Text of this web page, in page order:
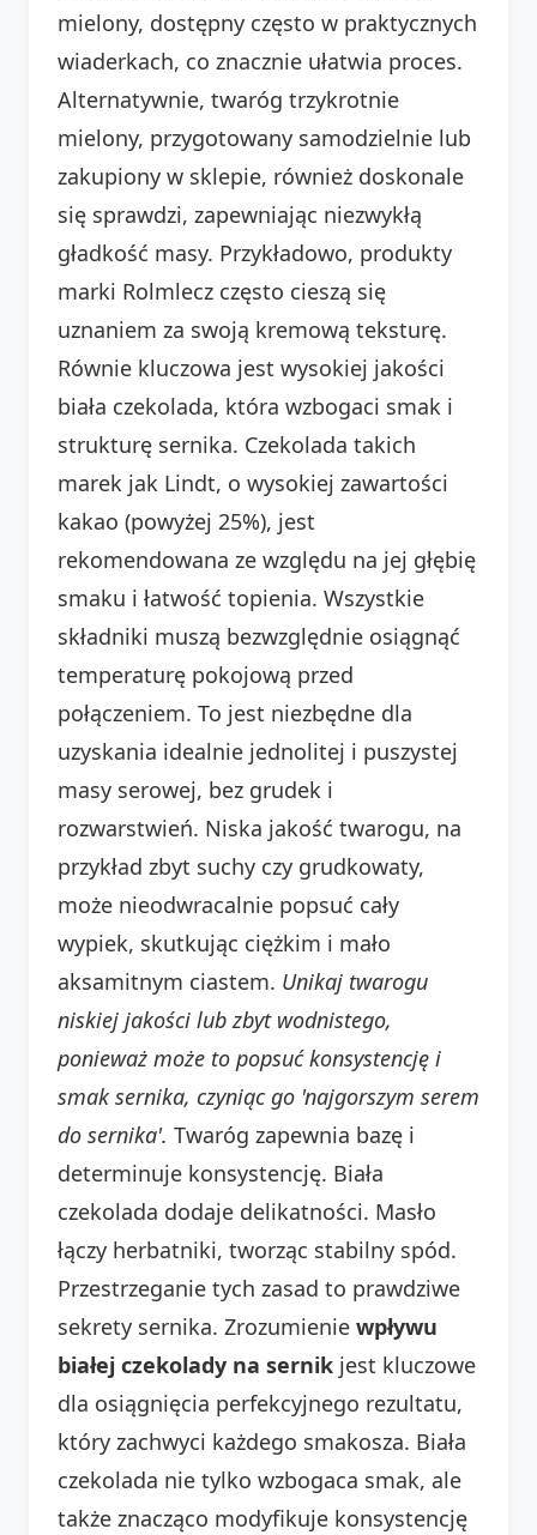
mielony, dostępny często w praktycznych
wiaderkach, co znacznie ułatwia proces.
Alternatywnie, twaróg trzykrotnie
mielony, przygotowany samodzielnie lub
zakupiony w sklepie, również doskonale
się sprawdzi, zapewniając niezwykłą
gładkość masy. Przykładowo, produkty
marki Rolmlecz często cieszą się
uznaniem za swoją kremową teksturę.
Równie kluczowa jest wysokiej jakości
biała czekolada, która wzbogaci smak i
strukturę sernika. Czekolada takich
marek jak Lindt, o wysokiej zawartości
kakao (powyżej 25%), jest
rekomendowana ze względu na jej głębię
smaku i łatwość topienia. Wszystkie
składniki muszą bezwzględnie osiągnąć
temperaturę pokojową przed
połączeniem. To jest niezbędne dla
uzyskania idealnie jednolitej i puszystej
masy serowej, bez grudek i
rozwarstwień. Niska jakość twarogu, na
przykład zbyt suchy czy grudkowaty,
może nieodwracalnie popsuć cały
wypiek, skutkując ciężkim i mało
aksamitnym ciastem. Unikaj twarogu
niskiej jakości lub zbyt wodnistego,
ponieważ może to popsuć konsystencję i
smak sernika, czyniąc go 'najgorszym serem
do sernika'. Twaróg zapewnia bazę i
determinuje konsystencję. Biała
czekolada dodaje delikatności. Masło
łączy herbatniki, tworząc stabilny spód.
Przestrzeganie tych zasad to prawdziwe
sekrety sernika. Zrozumienie wpływu
białej czekolady na sernik jest kluczowe
dla osiągnięcia perfekcyjnego rezultatu,
który zachwyci każdego smakosza. Biała
czekolada nie tylko wzbogaca smak, ale
także znacząco modyfikuje konsystencję